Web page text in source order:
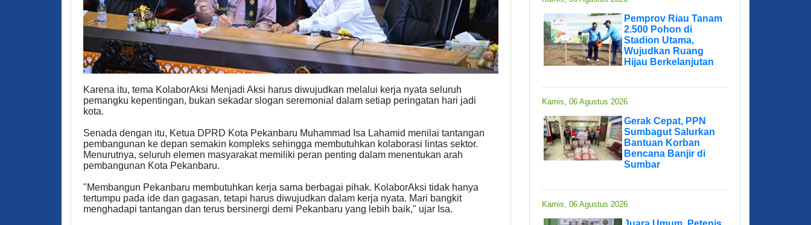
Karena itu, tema KolaborAksi Menjadi Aksi harus diwujudkan melalui kerja nyata seluruh
pemangku kepentingan, bukan sekadar slogan seremonial dalam setiap peringatan hari jadi
kota.
Senada dengan itu, Ketua DPRD Kota Pekanbaru Muhammad Isa Lahamid menilai tantangan
pembangunan ke depan semakin kompleks sehingga membutuhkan kolaborasi lintas sektor.
Menurutnya, seluruh elemen masyarakat memiliki peran penting dalam menentukan arah
pembangunan Kota Pekanbaru.
"Membangun Pekanbaru membutuhkan kerja sama berbagai pihak. KolaborAksi tidak hanya
tertumpu pada ide dan gagasan, tetapi harus diwujudkan dalam kerja nyata. Mari bangkit
menghadapi tantangan dan terus bersinergi demi Pekanbaru yang lebih baik," ujar Isa.
Pemprov Riau Tanam
2.500 Pohon di
Stadion Utama,
Wujudkan Ruang
Hijau Berkelanjutan
Kamis, 06 Agustus 2026
Gerak Cepat, PPN
Sumbagut Salurkan
Bantuan Korban
Bencana Banjir di
Sumbar
Kamis, 06 Agustus 2026